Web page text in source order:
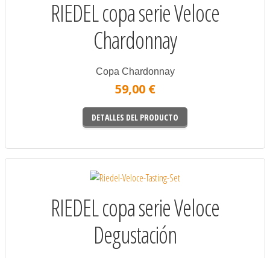
RIEDEL copa serie Veloce
Chardonnay
Copa Chardonnay
59,00 €
DETALLES DEL PRODUCTO
RIEDEL copa serie Veloce
Degustación